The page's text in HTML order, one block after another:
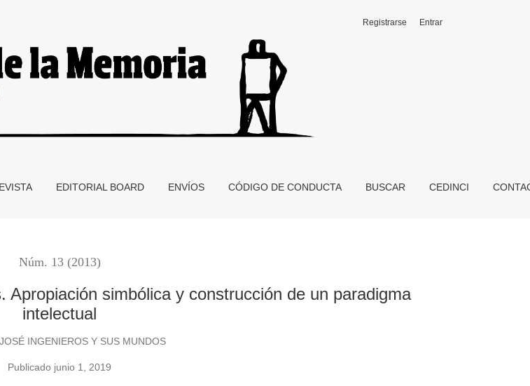
de un paradigma intelectual
EDITORIAL BOARD ENVÍOS CÓDIGO DE CONDUCTA BUSCAR CEDINCI
Registrarse Entrar
Núm. 13 (2013)
Apropiación simbólica y construcción de un paradigma
intelectual
INGENIEROS Y SUS MUNDOS
Publicado junio 1, 2019